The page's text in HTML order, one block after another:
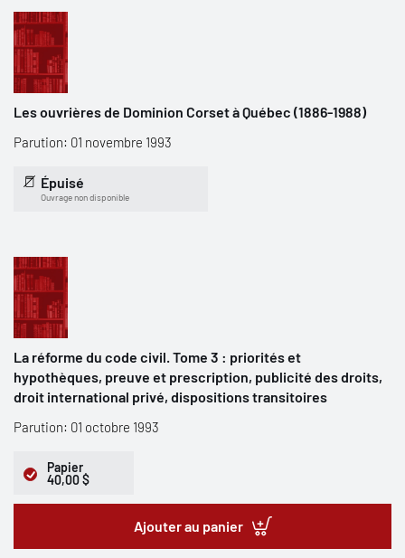
Les ouvrières de Dominion Corset à Québec (1886-1988)
Parution: 01 novembre 1993
Épuisé
Ouvrage non disponible
La réforme du code civil. Tome 3 : priorités et
hypothèques, preuve et prescription, publicité des droits,
droit international privé, dispositions transitoires
Parution: 01 octobre 1993
Papier
40,00 $
Ajouter au panier